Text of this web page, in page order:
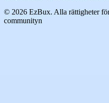
© 2026 EzBux. Alla rättigheter
communityn